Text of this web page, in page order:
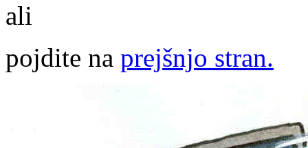
ali
pojdite na prejšnjo stran.